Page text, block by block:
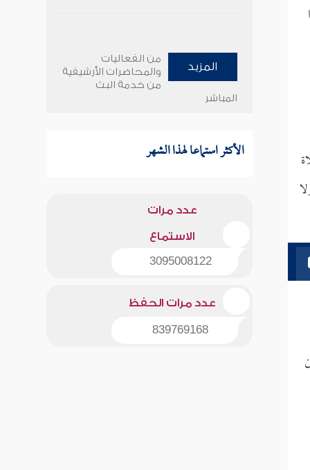
المزيد
من الفعاليات
والمحاضرات الأرشيفية
من خدمة البث
المباشر
الأكثر استماعا لهذا الشهر
عدد مرات
الاستماع
3095008122
عدد مرات الحفظ
839769168